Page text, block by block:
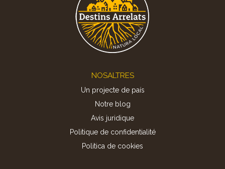
NOSALTRES
Un projecte de país
Notre blog
Avis juridique
Politique de confidentialité
Politica de cookies